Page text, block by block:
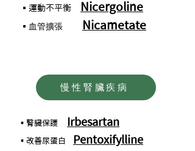
▪運動不平衡 Nicergoline
▪ 血管擴張 Nicametate
慢性腎臟疾病
▪腎臟保護 Irbesartan
▪改善尿蛋白
Pentoxifylline